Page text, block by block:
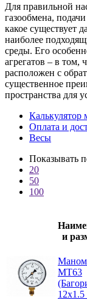
Для правильной
газообмена,
какое существует
наиболее
среды. Его
агрегатов – в том,
расположен с
существенное
пространства для
Калькулятор
Оплата и
Весы
Показывать
20
50
100
и
МТ63